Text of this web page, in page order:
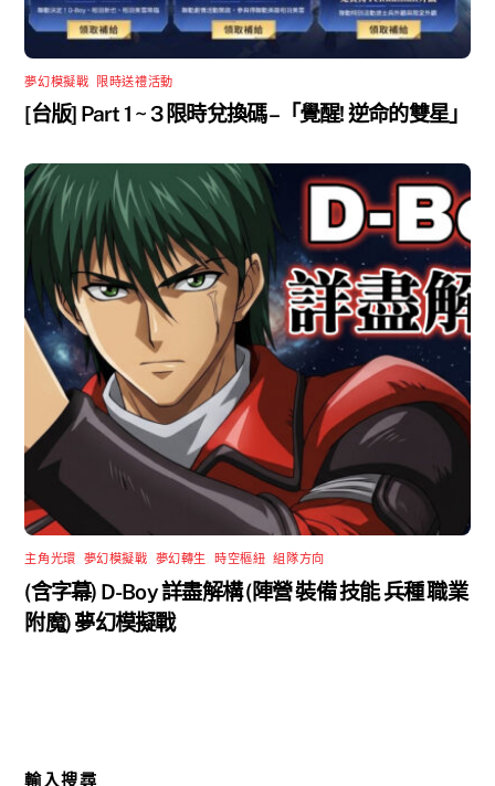
夢幻模擬戰 限時送禮活動
[台版] Part 1 ~ 3 限時兌換碼 –「覺醒! 逆命的雙星」
主角光環 夢幻模擬戰 夢幻轉生 時空樞紐 ,組隊方向
(含字幕) D-Boy 詳盡解構 (陣營 裝備 技能 兵種 職業
附魔) 夢幻模擬戰
輸入搜尋